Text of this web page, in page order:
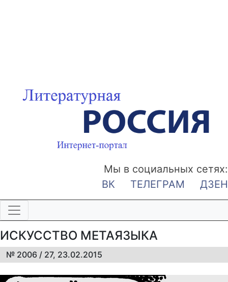
Мы в социальных сетях:
ВК
ТЕЛЕГРАМ ДЗЕН
ИСКУССТВО МЕТАЯЗЫКА
№ 2006 / 27, 23.02.2015